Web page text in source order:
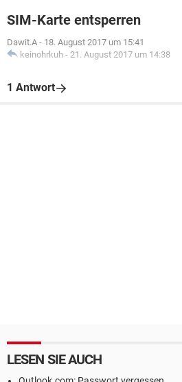
SIM-Karte entsperren
Dawit.A - 18. August 2017 um 15:41
keinohrkuh - 21. August 2017 um 14:38
1 Antwort
LESEN SIE AUCH